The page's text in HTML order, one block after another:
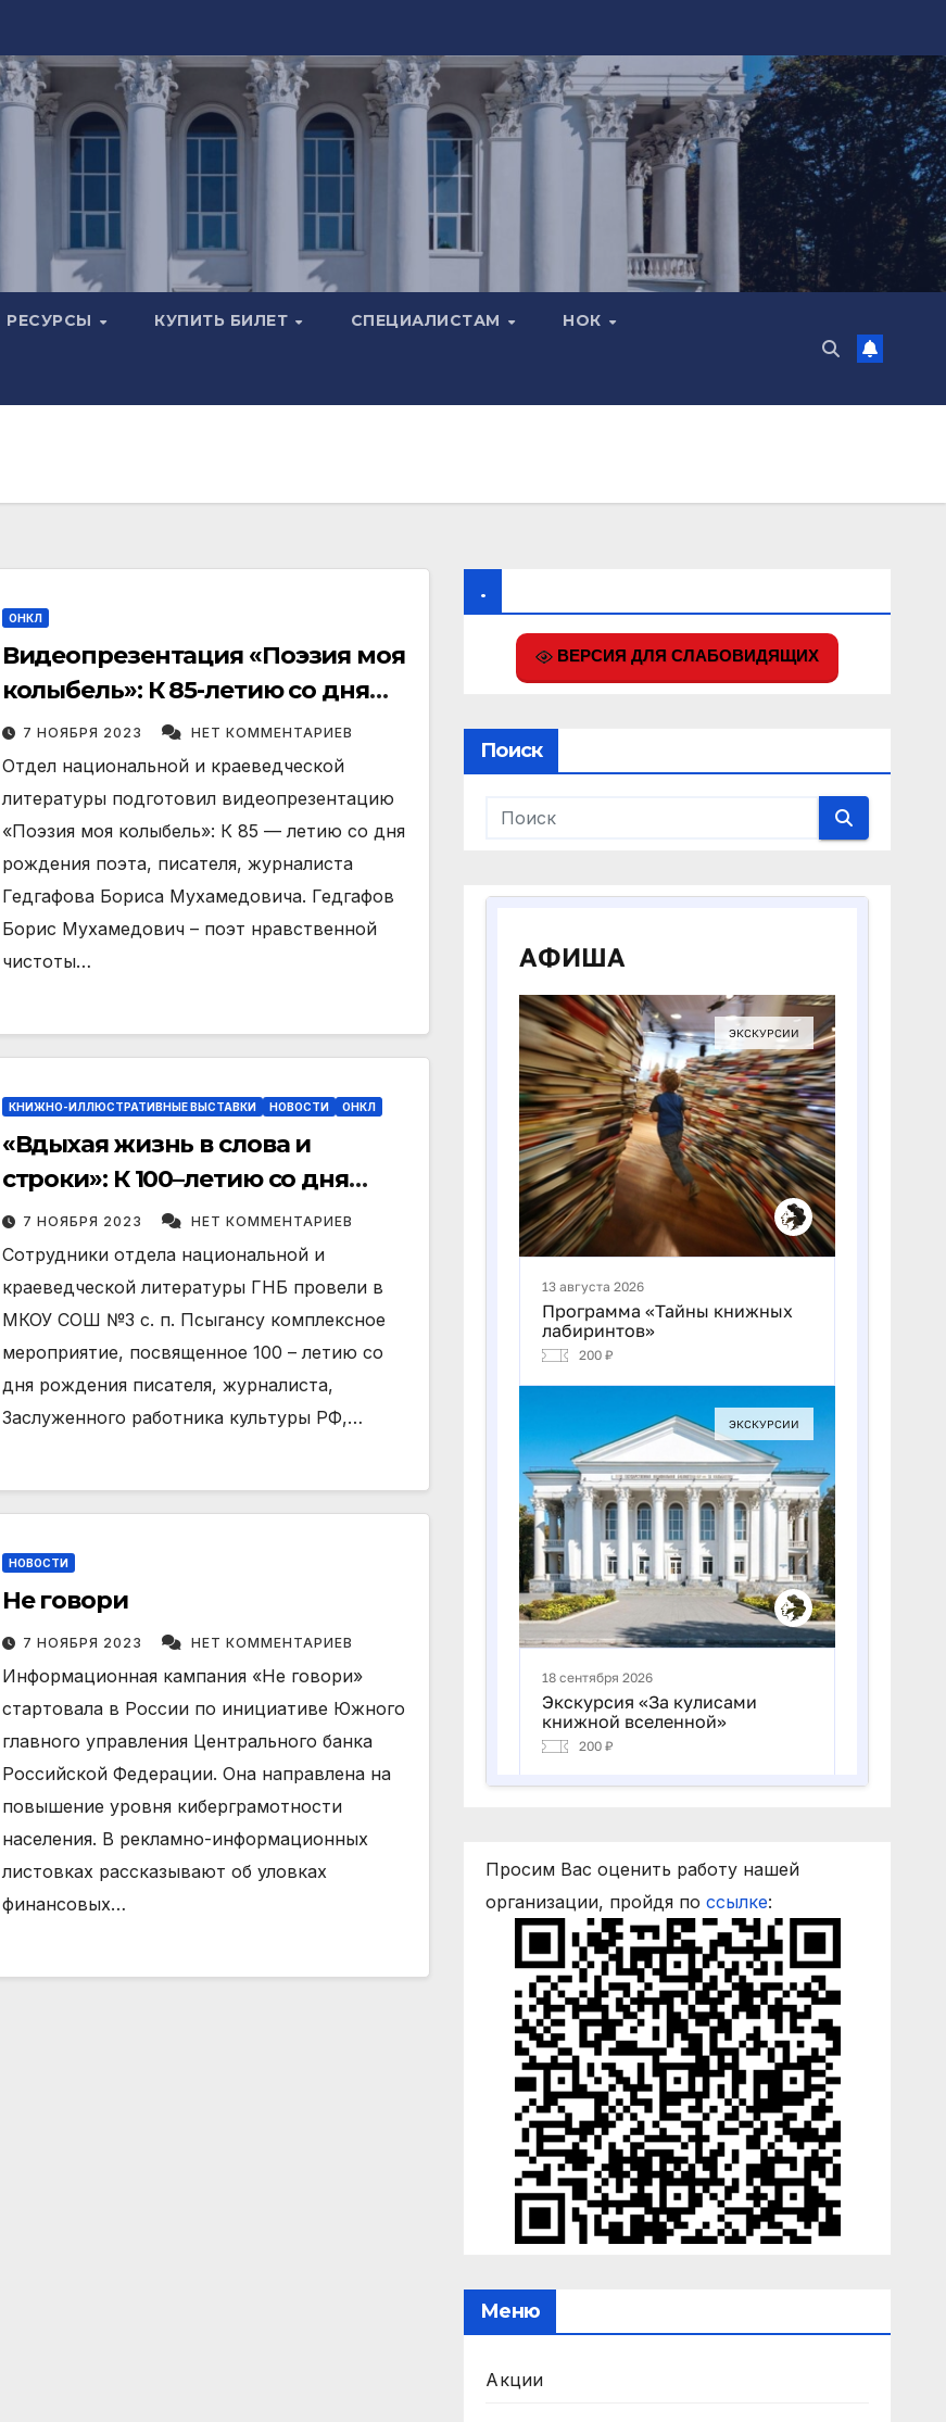
РЕСУРСЫ КУПИТЬ БИЛЕТ СПЕЦИАЛИСТАМ НОК
ОНКЛ
Видеопрезентация «Поэзия моя
колыбель»: К 85-летию со дня
рождения Гедгафова Бориса
Мухамедовича.
7 НОЯБРЯ 2023 НЕТ КОММЕНТАРИЕВ
Отдел национальной и краеведческой
литературы подготовил видеопрезентацию
«Поэзия моя колыбель»: К 85 — летию со дня
рождения поэта, писателя, журналиста
Гедгафова Бориса Мухамедовича. Гедгафов
Борис Мухамедович – поэт нравственной
чистоты…
КНИЖНО-ИЛЛЮСТРАТИВНЫЕ ВЫСТАВКИ НОВОСТИ ОНКЛ
«Вдыхая жизнь в слова и
строки»: К 100–летию со дня
рождения Бориса Петровича
Черемисина
7 НОЯБРЯ 2023 НЕТ КОММЕНТАРИЕВ
Сотрудники отдела национальной и
краеведческой литературы ГНБ провели в
МКОУ СОШ №3 с. п. Псыгансу комплексное
мероприятие, посвященное 100 – летию со
дня рождения писателя, журналиста,
Заслуженного работника культуры РФ,…
НОВОСТИ
Не говори
7 НОЯБРЯ 2023 НЕТ КОММЕНТАРИЕВ
Информационная кампания «Не говори»
стартовала в России по инициативе Южного
главного управления Центрального банка
Российской Федерации. Она направлена на
повышение уровня киберграмотности
населения. В рекламно-информационных
листовках рассказывают об уловках
финансовых…
.
ВЕРСИЯ ДЛЯ СЛАБОВИДЯЩИХ
Поиск
Просим Вас оценить работу нашей
организации, пройдя поссылке:
Меню
Акции